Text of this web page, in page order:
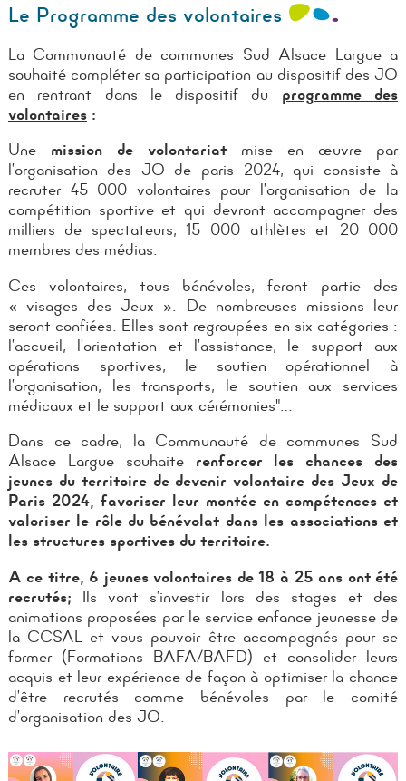
Le Programme des volontaires
La Communauté de communes Sud Alsace Largue a
souhaité compléter sa participation au dispositif des JO
en rentrant dans le dispositif du programme des
volontaires:
Une mission de volontariat mise en œuvre par
l’organisation des JO de paris 2024, qui consiste à
recruter 45 000 volontaires pour l’organisation de la
compétition sportive et qui devront accompagner des
milliers de spectateurs, 15 000 athlètes et 20 000
membres des médias.
Ces volontaires, tous bénévoles, feront partie des
« visages des Jeux ». De nombreuses missions leur
seront confiées. Elles sont regroupées en six catégories :
l’accueil, l’orientation et l’assistance, le support aux
opérations sportives, le soutien opérationnel à
l’organisation, les transports, le soutien aux services
médicaux et le support aux cérémonies"…
Dans ce cadre, la Communauté de communes Sud
Alsace Largue souhaite renforcer les chances des
jeunes du territoire de devenir volontaire des Jeux de
Paris 2024, favoriser leur montée en compétences et
valoriser le rôle du bénévolat dans les associations et
les structures sportives du territoire.
A ce titre, 6 jeunes volontaires de 18 à 25 ans ont été
recrutés; Ils vont s’investir lors des stages et des
animations proposées par le service enfance jeunesse de
la CCSAL et vous pouvoir être accompagnés pour se
former (Formations BAFA/BAFD) et consolider leurs
acquis et leur expérience de façon à optimiser la chance
d’être recrutés comme bénévoles par le comité
d’organisation des JO.